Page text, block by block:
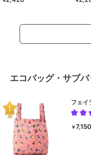
エコバッグ・サブ
フェイ
￥7,150